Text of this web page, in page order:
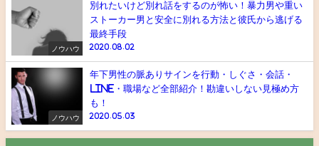
ノウハウ
別れたいけど別れ話をするのが怖い！暴力男や重い
ストーカー男と安全に別れる方法と彼氏から逃げる
最終手段
2020.08.02
ノウハウ
年下男性の脈ありサインを行動・しぐさ・会話・
line・職場など全部紹介！勘違いしない見極め方
も！
2020.05.03